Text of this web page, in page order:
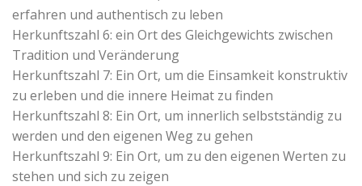
erfahren und authentisch zu leben
Herkunftszahl 6: ein Ort des Gleichgewichts zwischen
Tradition und Veränderung
Herkunftszahl 7: Ein Ort, um die Einsamkeit konstruktiv
zu erleben und die innere Heimat zu finden
Herkunftszahl 8: Ein Ort, um innerlich selbstständig zu
werden und den eigenen Weg zu gehen
Herkunftszahl 9: Ein Ort, um zu den eigenen Werten zu
stehen und sich zu zeigen